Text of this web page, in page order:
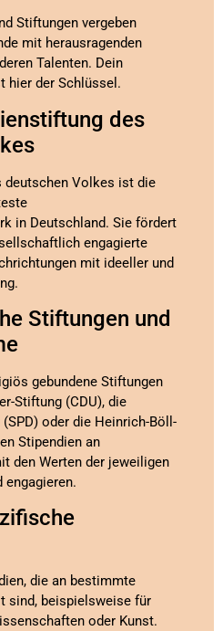
Stiftungen vergeben
mit herausragenden
Talenten. Dein
hier der Schlüssel.
des
deutschen Volkes ist die
in Deutschland. Sie fördert
engagierte
mit ideeller und
Stiftungen und
gebundene Stiftungen
Stiftung (CDU), die
oder die Heinrich-Böll-
Stipendien an
den Werten der jeweiligen
engagieren.
die an bestimmte
sind, beispielsweise für
oder Kunst.